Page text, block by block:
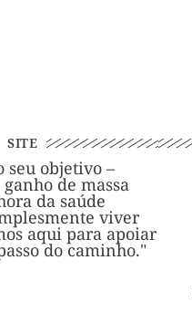
SITE
seu objetivo –
de massa
da saúde
viver
aqui para apoiar
do caminho."